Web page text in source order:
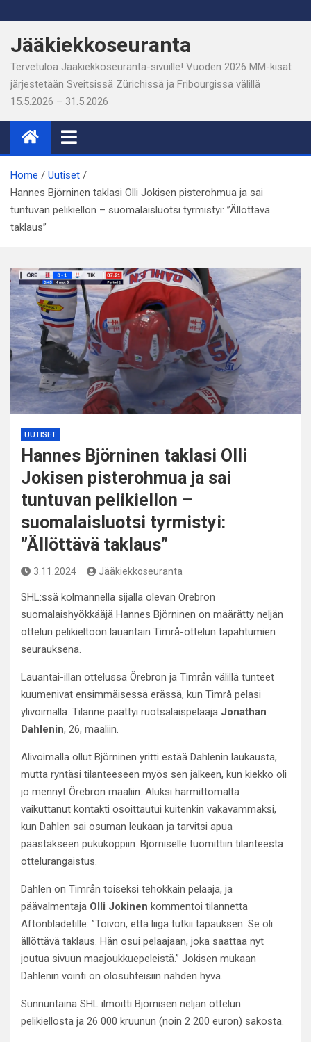
to
content
Jääkiekkoseuranta
Tervetuloa Jääkiekkoseuranta-sivuille! Vuoden 2026 MM-kisat
järjestetään Sveitsissä Zürichissä ja Fribourgissa välillä
15.5.2026 – 31.5.2026
Home
Uutiset
Hannes Björninen taklasi Olli Jokisen pisterohmua ja sai
tuntuvan pelikiellon – suomalaisluotsi tyrmistyi: ”Ällöttävä
taklaus”
UUTISET
Hannes Björninen taklasi Olli
Jokisen pisterohmua ja sai
tuntuvan pelikiellon –
suomalaisluotsi tyrmistyi:
”Ällöttävä taklaus”
3.11.2024 Jääkiekkoseuranta
SHL:ssä kolmannella sijalla olevan Örebron
suomalaishyökkääjä Hannes Björninen on määrätty neljän
ottelun pelikieltoon lauantain Timrå-ottelun tapahtumien
seurauksena.
Lauantai-illan ottelussa Örebron ja Timrån välillä tunteet
kuumenivat ensimmäisessä erässä, kun Timrå pelasi
ylivoimalla. Tilanne päättyi ruotsalaispelaaja Jonathan
Dahlenin, 26, maaliin.
Alivoimalla ollut Björninen yritti estää Dahlenin laukausta,
mutta ryntäsi tilanteeseen myös sen jälkeen, kun kiekko oli
jo mennyt Örebron maaliin. Aluksi harmittomalta
vaikuttanut kontakti osoittautui kuitenkin vakavammaksi,
kun Dahlen sai osuman leukaan ja tarvitsi apua
päästäkseen pukukoppiin. Björniselle tuomittiin tilanteesta
ottelurangaistus.
Dahlen on Timrån toiseksi tehokkain pelaaja, ja
päävalmentaja Olli Jokinen kommentoi tilannetta
Aftonbladetille: ”Toivon, että liiga tutkii tapauksen. Se oli
ällöttävä taklaus. Hän osui pelaajaan, joka saattaa nyt
joutua sivuun maajoukkuepeleistä.” Jokisen mukaan
Dahlenin vointi on olosuhteisiin nähden hyvä.
Sunnuntaina SHL ilmoitti Björnisen neljän ottelun
pelikiellosta ja 26 000 kruunun (noin 2 200 euron) sakosta.